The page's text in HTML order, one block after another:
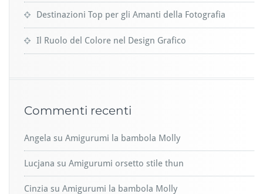
Destinazioni Top per gli Amanti della Fotografia
Il Ruolo del Colore nel Design Grafico
Commenti recenti
Angela su Amigurumi la bambola Molly
Lucjana su Amigurumi orsetto stile thun
Cinzia su Amigurumi la bambola Molly